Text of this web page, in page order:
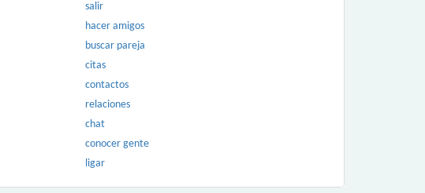
salir
hacer amigos
buscar pareja
citas
contactos
relaciones
chat
conocer gente
ligar